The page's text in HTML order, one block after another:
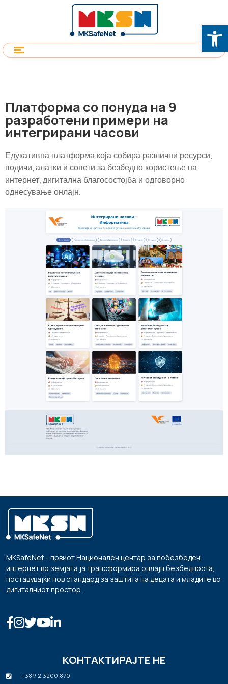
Платформа со понуда на 9
разработени примери на
интегрирани часови
Едукативна платформа која собира различни ресурси,
водичи, алатки и совети за безбедно користење на
интернет, дигитална благосостојба и одговорно
однесување онлајн.
MKSafeNet - првиот Национален центар за побезбеден
интернет во земјата ја трансформира онлајн безбедноста,
поставувајќи нов стандард за заштита на децата и младите во
дигиталниот простор.
КОНТАКТИРАЈТЕ НЕ
+389 2 3200 870